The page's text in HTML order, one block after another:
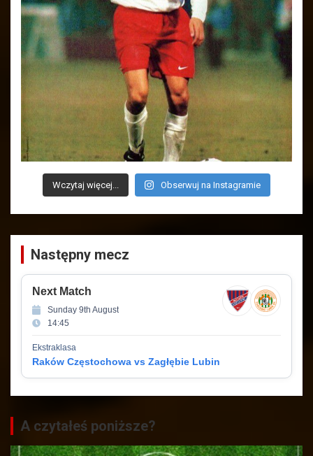
Wczytaj więcej... Obserwuj na Instagramie
Następny mecz
Next Match
Sunday 9th August
14:45
Ekstraklasa
Raków Częstochowa vs Zagłębie Lubin
A czytałeś poniższe?